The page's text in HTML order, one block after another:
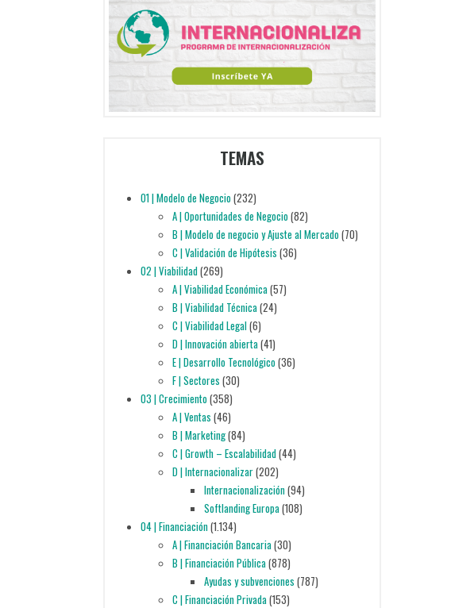
TEMAS
01 | Modelo de Negocio(232)
A | Oportunidades de Negocio(82)
B | Modelo de negocio y Ajuste al Mercado(70)
C | Validación de Hipótesis (36)
02 | Viabilidad(269)
A | Viabilidad Económica(57)
B | Viabilidad Técnica(24)
C | Viabilidad Legal(6)
D | Innovación abierta(41)
E | Desarrollo Tecnológico(36)
F | Sectores (30)
03 | Crecimiento(358)
A | Ventas (46)
B | Marketing(84)
C | Growth – Escalabilidad(44)
D | Internacionalizar(202)
Internacionalización(94)
Softlanding Europa(108)
04 | Financiación(1.134)
A | Financiación Bancaria(30)
B | Financiación Pública(878)
Ayudas y subvenciones (787)
C | Financiación Privada(153)